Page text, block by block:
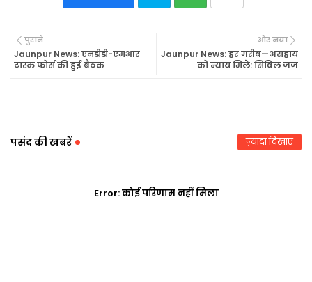
ats
और नया
Jaunpur News: हर गरीब—असहाय
को न्याय मिले: सिविल जज
पुराने
Jaunpur News: एनडीडी-एमआर
टास्क फोर्स की हुई बैठक
पसंद की खबरें ज़्यादा दिखाएं
Error:कोई परिणाम नहीं मिला